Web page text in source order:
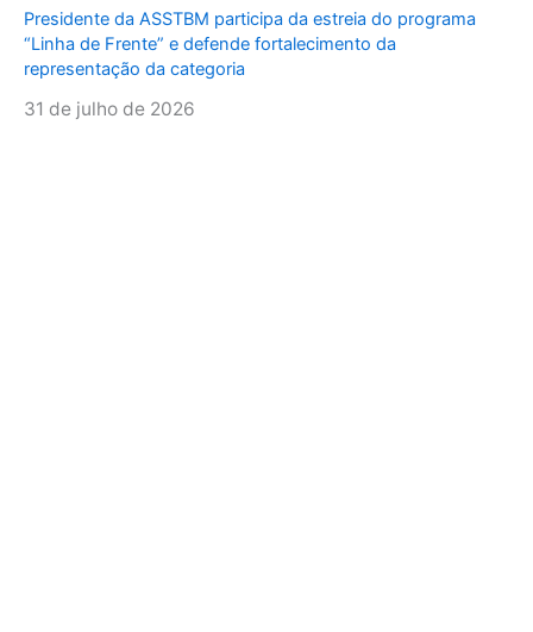
Presidente da ASSTBM participa da estreia do programa
“Linha de Frente” e defende fortalecimento da
representação da categoria
31 de julho de 2026